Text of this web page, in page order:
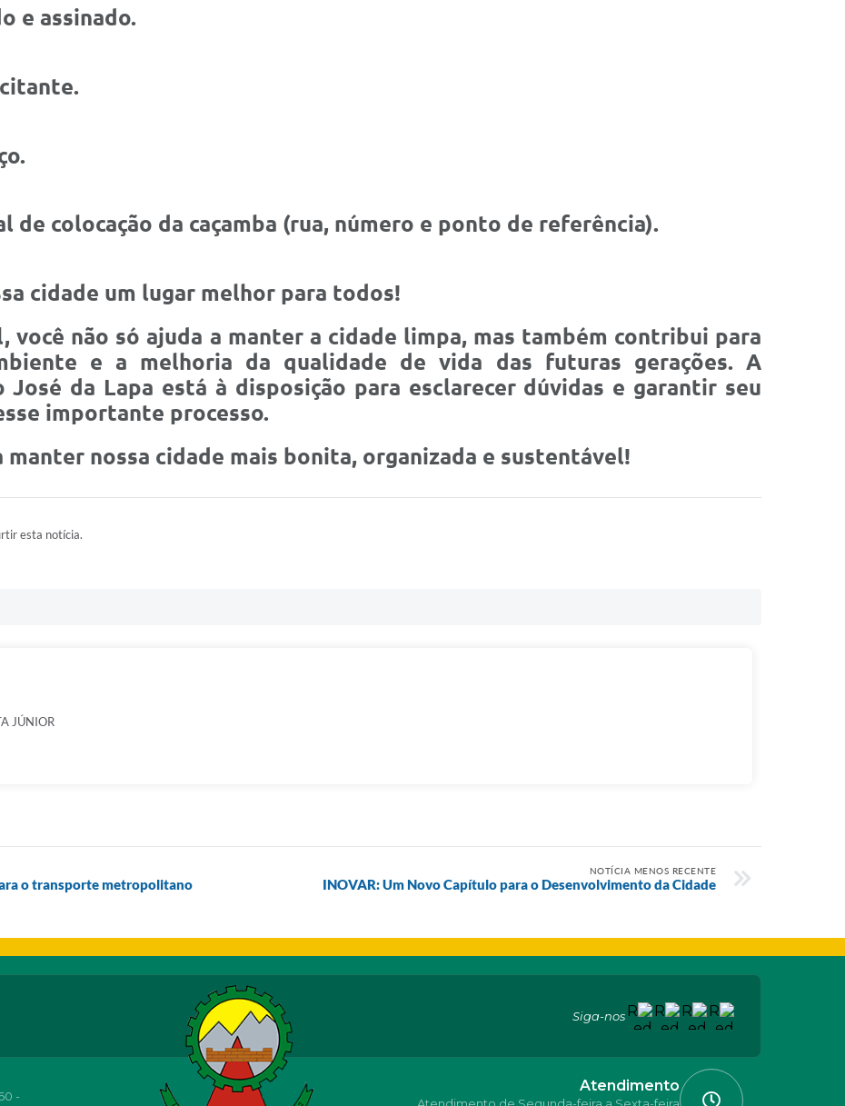
e assinado.
de colocação da caçamba (rua, número e ponto de referência).
cidade um lugar melhor para todos!
você não só ajuda a manter a cidade limpa, mas também contribui para
e a melhoria da qualidade de vida das futuras gerações. A
da Lapa está à disposição para esclarecer dúvidas e garantir seu
importante processo.
nossa cidade mais bonita, organizada e sustentável!
esta notícia.
JÚNIOR
o transporte metropolitano
NOTÍCIA MENOS RECENTE
INOVAR: Um Novo Capítulo para o Desenvolvimento da Cidade
Siga-nos
-
Atendimento